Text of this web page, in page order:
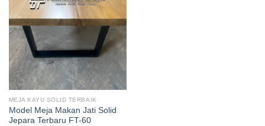
MEJA KAYU SOLID TERBAIK
Model Meja Makan Jati Solid
Jepara Terbaru FT-60